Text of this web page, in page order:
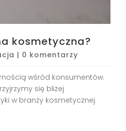
kosmetyczna?
| 0 komentarzy
wśród konsumentów.
się bliżej
w branży kosmetycznej.